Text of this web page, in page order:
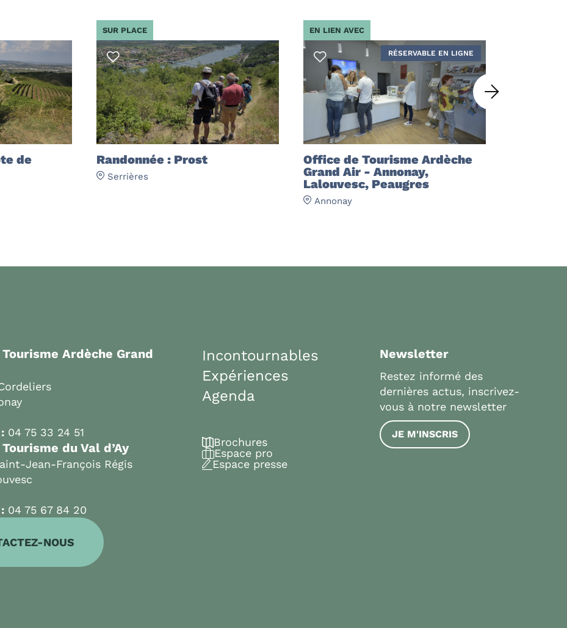
de
Randonnée : Prost
Serrières
SUR PLACE
Office de Tourisme Ardèche
Grand Air - Annonay,
Lalouvesc, Peaugres
Annonay
RÉSERVABLE EN LIGNE
EN LIEN AVEC
Ardèche Grand
04 75 33 24 51
du Val d’Ay
Jean-François Régis
04 75 67 84 20
NOUS
Incontournables
Expériences
Agenda
Brochures
Espace pro
Espace presse
Newsletter
Restez informé des
dernières actus, inscrivez-
vous à notre newsletter
JE M'INSCRIS